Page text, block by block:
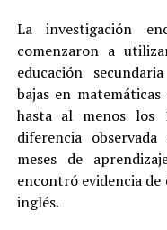
La investigación
comenzaron a
educación
bajas en
hasta al menos los
diferencia
meses de
encontró evidencia
inglés.